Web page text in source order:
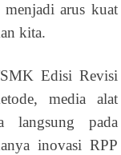
arus kuat
kita.
Edisi Revisi
media alat
langsung pada
inovasi RPP